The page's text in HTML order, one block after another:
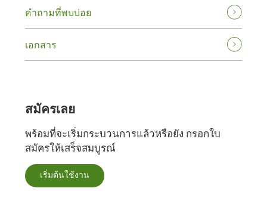
คําถามที่พบบ่อย
เอกสาร
สมัครเลย
พร้อมที่จะเริ่มกระบวนการแล้วหรือยัง กรอกใบ
สมัครให้เสร็จสมบูรณ์
เริ่มต้นใช้งาน